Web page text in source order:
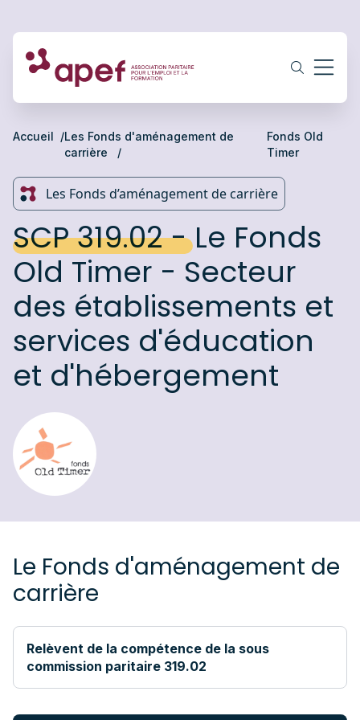
Accueil
Les Fonds d'aménagement de
carrière
Fonds Old
Timer
Les Fonds d’aménagement de carrière
SCP 319.02 - Le Fonds
Old Timer - Secteur
des établissements et
services d'éducation
et d'hébergement
Le Fonds d'aménagement de
carrière
Relèvent de la compétence de la sous
commission paritaire 319.02